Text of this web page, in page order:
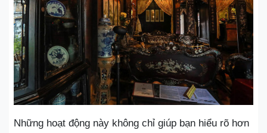
Những hoạt động này không chỉ giúp bạn hiểu rõ hơn